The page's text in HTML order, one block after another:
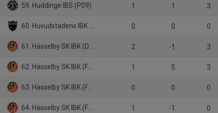
59. Huddinge IBS (P09) 1 1 3
60. Huvudstadens IBK (H3) 0 0 0
61. Hässelby SK IBK (D1) 2 -1 3
62. Hässelby SK IBK (F09/10) 1 5 3
63. Hässelby SK IBK (F11/12) 0 0 0
64. Hässelby SK IBK (F13) 1 -1 0